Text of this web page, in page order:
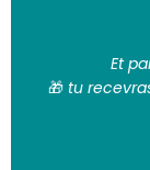
Et
🎁 tu